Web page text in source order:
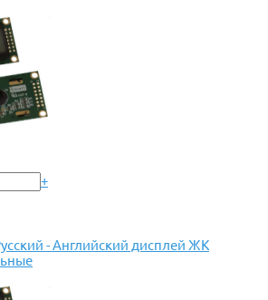
+
- Английский дисплей ЖК